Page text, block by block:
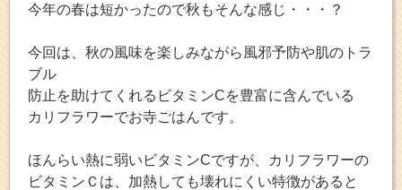
今年の春は短かったので秋もそんな感じ・・・？
今回は、秋の風味を楽しみながら風邪予防や肌のトラ
ブル
防止を助けてくれるビタミンCを豊富に含んでいる
カリフラワーでお寺ごはんです。
ほんらい熱に弱いビタミンCですが、カリフラワーの
ビタミンＣは、加熱しても壊れにくい特徴があると